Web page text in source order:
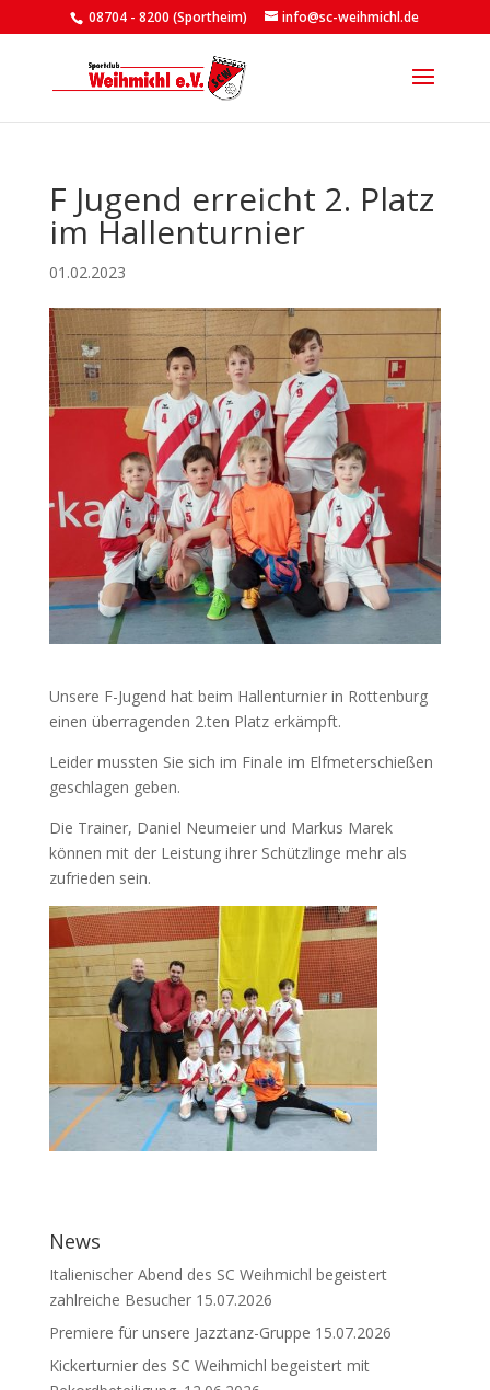
08704 - 8200 (Sportheim) info@sc-weihmichl.de
F Jugend erreicht 2. Platz
im Hallenturnier
01.02.2023
Unsere F-Jugend hat beim Hallenturnier in Rottenburg
einen überragenden 2.ten Platz erkämpft.
Leider mussten Sie sich im Finale im Elfmeterschießen
geschlagen geben.
Die Trainer, Daniel Neumeier und Markus Marek
können mit der Leistung ihrer Schützlinge mehr als
zufrieden sein.
News
Italienischer Abend des SC Weihmichl begeistert
zahlreiche Besucher 15.07.2026
Premiere für unsere Jazztanz-Gruppe 15.07.2026
Kickerturnier des SC Weihmichl begeistert mit